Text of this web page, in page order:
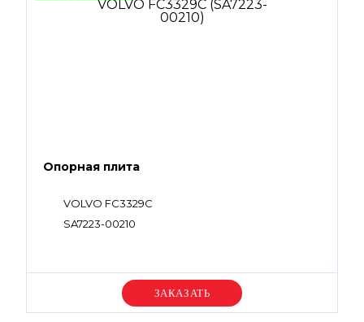
Опорная плита
VOLVO FC3329C
SA7223-00210
Уточняйте цену